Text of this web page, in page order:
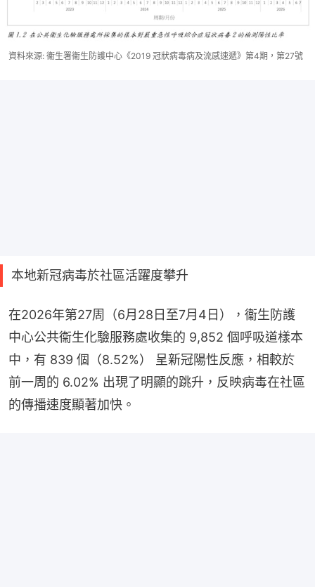
資料來源: 衞生署衞生防護中心《2019 冠狀病毒病及流感速遞》第4期，第27號
本地新冠病毒於社區活躍度攀升
在2026年第27周（6月28日至7月4日），衞生防護
中心公共衞生化驗服務處收集的 9,852 個呼吸道樣本
中，有 839 個（8.52%） 呈新冠陽性反應，相較於
前一周的 6.02% 出現了明顯的跳升，反映病毒在社區
的傳播速度顯著加快。